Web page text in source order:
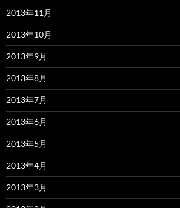
2013年11月
2013年10月
2013年9月
2013年8月
2013年7月
2013年6月
2013年5月
2013年4月
2013年3月